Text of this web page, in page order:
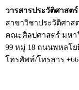
วารสารประวัติศาสต
สาขาวิชาประวัติศาส
คณะศิลปศาสตร์ มหา
99 หมู่ 18 ถนนพหลโ
โทรศัพท์/โทรสาร